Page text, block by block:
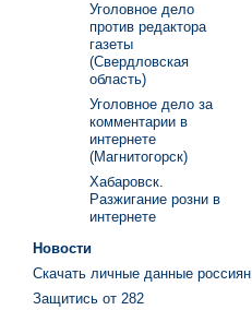
Уголовное дело
против редактора
газеты
(Свердловская
область)
Уголовное дело за
комментарии в
интернете
(Магнитогорск)
Хабаровск.
Разжигание розни в
интернете
Новости
Скачать личные данные россиян
Защитись от 282